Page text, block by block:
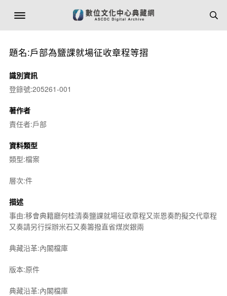
題名:戶部為鹽課就場征收章程等摺
識別資訊
登錄號:205261-001
著作者
責任者:戶部
資料類型
類型:檔案
層次:件
描述
事由:移會典籍廳何桂清奏鹽課就場征收章程又崇恩奏酌擬交代章程
又奏請另行採辦米石又奏籌撥直省煤炭銀兩
典藏沿革:內閣檔庫
版本:原件
典藏沿革:內閣檔庫